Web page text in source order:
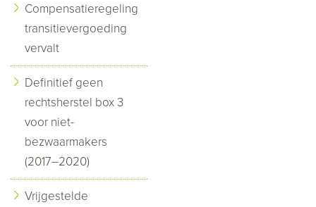
Compensatieregeling
transitievergoeding
vervalt
Definitief geen
rechtsherstel box 3
voor niet-
bezwaarmakers
(2017–2020)
Vrijgestelde